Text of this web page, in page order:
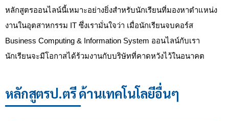
หลักสูตรออนไลน์นี้เหมาะอย่างยิ่งสำหรับนักเรียนที่มองหาตำแหน่ง
งานในอุตสาหกรรม IT ซึ่งเรามั่นใจว่า เมื่อนักเรียนจบคอร์ส
Business Computing & Information System ออนไลน์กับเรา
นักเรียนจะมีโอกาสได้ร้วมงานกับบริษัทที่คาดหวังไว้ในอนาคต
หลักสูตรป.ตรี ด้านเทคโนโลยีอื่นๆ